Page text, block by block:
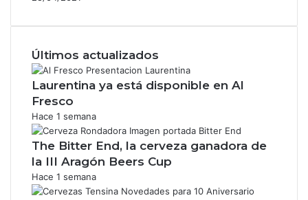
Últimos actualizados
Laurentina ya está disponible en Al
Fresco
Hace 1 semana
The Bitter End, la cerveza ganadora de
la III Aragón Beers Cup
Hace 1 semana